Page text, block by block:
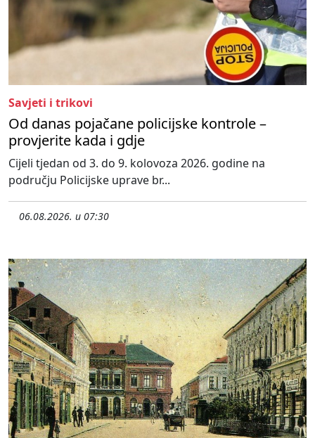
Savjeti i trikovi
Od danas pojačane policijske kontrole –
provjerite kada i gdje
Cijeli tjedan od 3. do 9. kolovoza 2026. godine na
području Policijske uprave br...
06.08.2026. u 07:30